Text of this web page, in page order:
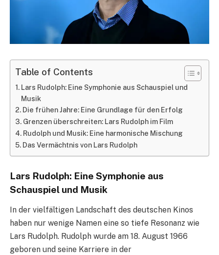
Table of Contents
Lars Rudolph: Eine Symphonie aus Schauspiel und
Musik
Die frühen Jahre: Eine Grundlage für den Erfolg
Grenzen überschreiten: Lars Rudolph im Film
Rudolph und Musik: Eine harmonische Mischung
Das Vermächtnis von Lars Rudolph
Lars Rudolph: Eine Symphonie aus
Schauspiel und Musik
In der vielfältigen Landschaft des deutschen Kinos
haben nur wenige Namen eine so tiefe Resonanz wie
Lars Rudolph. Rudolph wurde am 18. August 1966
geboren und seine Karriere in der